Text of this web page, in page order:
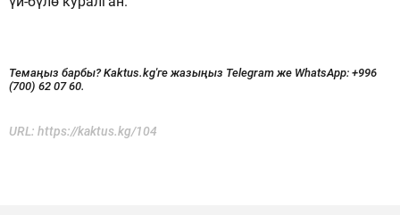
Темаңыз барбы? Kaktus.kg'ге жазыңыз Telegram же WhatsApp: +996
(700) 62 07 60.
URL: https://kaktus.kg/104